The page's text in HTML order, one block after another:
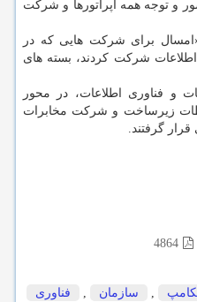
و توجه همه اپراتورها و شركت
برای شركت هایی كه در
شركت كردند، بسته های
و فناوری اطلاعات، در محور
زیرساخت و شركت مخابرات
قرار گرفتند.
4864
سازمان فناوری